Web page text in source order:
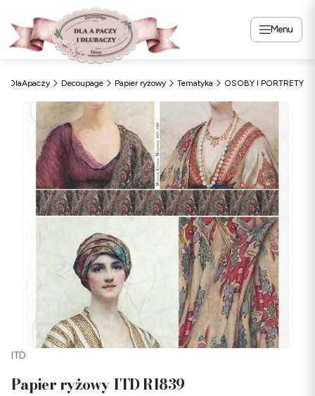
Menu
DlaApaczy Decoupage Papier ryżowy Tematyka OSOBY I PORTRETY
ITD
Papier ryżowy ITD R1839